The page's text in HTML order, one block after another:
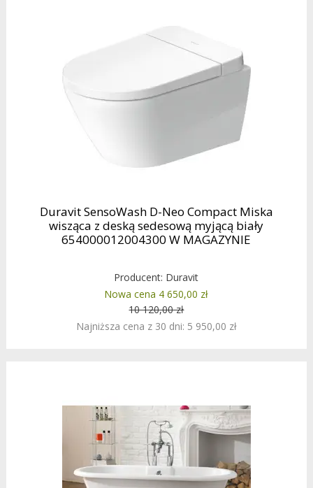
Duravit SensoWash D-Neo Compact Miska
wisząca z deską sedesową myjącą biały
654000012004300 W MAGAZYNIE
Producent: Duravit
Nowa cena 4 650,00 zł
10 120,00 zł
Najniższa cena z 30 dni: 5 950,00 zł